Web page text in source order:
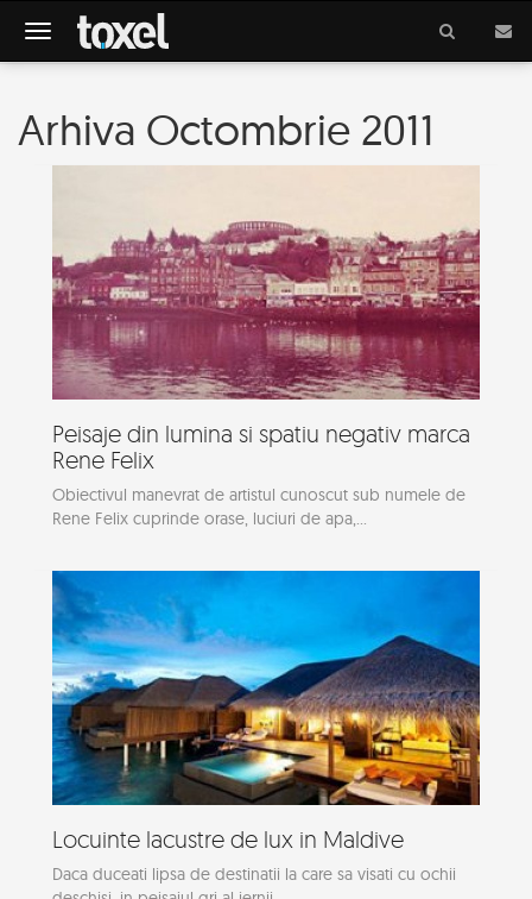
Meniu
Arhiva Octombrie 2011
Peisaje din lumina si spatiu negativ marca
Rene Felix
Obiectivul manevrat de artistul cunoscut sub numele de
Rene Felix cuprinde orase, luciuri de apa,...
Locuinte lacustre de lux in Maldive
Daca duceati lipsa de destinatii la care sa visati cu ochii